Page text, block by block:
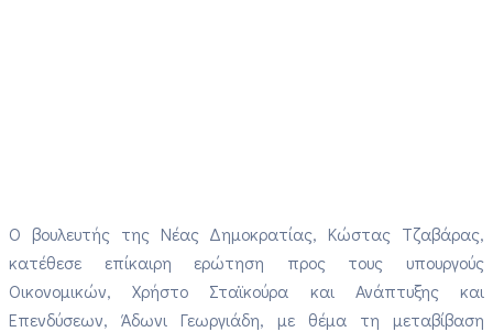
Ο βουλευτής της Νέας Δημοκρατίας, Κώστας Τζαβάρας,
κατέθεσε επίκαιρη ερώτηση προς τους υπουργούς
Οικονομικών, Χρήστο Σταϊκούρα και Ανάπτυξης και
Επενδύσεων, Άδωνι Γεωργιάδη, με θέμα τη μεταβίβαση